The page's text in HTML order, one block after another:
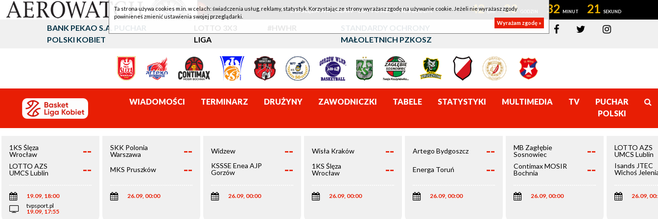
1KS ŚLĘZA WROCŁAW - LOTTO AZS UMCS LUBLIN 42 23 32 21
BANK PEKAO S.A. PUCHAR
POLSKI KOBIET
LOTTO 3X3
LIGA
#HWHR
STANDARDY OCHRONY
MAŁOLETNICH PZKOSZ
WIADOMOŚCI TERMINARZ DRUŻYNY ZAWODNICZKI TABELE STATYSTYKI MULTIMEDIA TV
PUCHAR
POLSKI
1KS Ślęza
Wrocław
--
LOTTO AZS
UMCS Lublin
--
19.09, 18:00
tvpsport.pl
19.09, 17:55
SKK Polonia
Warszawa
--
MKS Pruszków --
26.09, 00:00
Widzew --
KSSSE Enea AJP
Gorzów
--
26.09, 00:00
Wisła Kraków --
1KS Ślęza
Wrocław
--
26.09, 00:00
Artego Bydgoszcz --
Energa Toruń --
26.09, 00:00
MB Zagłębie
Sosnowiec
--
Contimax MOSIR
Bochnia
--
26.09, 00:00
LOTTO AZS
UMCS Lublin
Isands JTEC
Wichoś
26.09,
Ta strona używa cookies m.in. w celach: świadczenia usług, reklamy, statystyk. Korzystając ze strony wyrażasz zgodę na używanie cookie. Jeżeli nie wyrażasz zgody
powinieneś zmienić ustawienia swojej przeglądarki.
Wyrażam zgodę »